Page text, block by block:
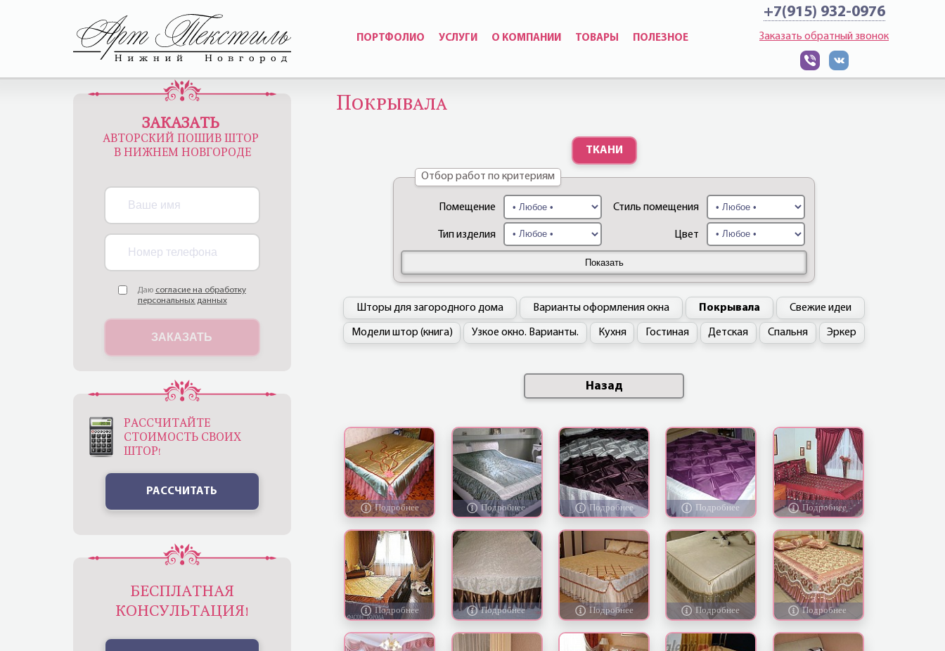
ПОРТФОЛИО УСЛУГИ О КОМПАНИИ ТОВАРЫ ПОЛЕЗНОЕ
+7(915) 932-0976
Заказать обратный звонок
Покрывала
ТКАНИ
Отбор работ по критериям
Помещение Стиль помещения
Тип изделия Цвет
Показать
Шторы для загородного дома Варианты оформления окна Покрывала Свежие идеи
Модели штор (книга) Узкое окно. Варианты. Кухня Гостиная Детская Спальня Эркер
Назад
ЗАКАЗАТЬ
АВТОРСКИЙ ПОШИВ ШТОР
В НИЖНЕМ НОВГОРОДЕ
Даю согласие на обработку
персональных данных
ЗАКАЗАТЬ
РАССЧИТАЙТЕ
СТОИМОСТЬ СВОИХ
ШТОР!
РАССЧИТАТЬ
БЕСПЛАТНАЯ
КОНСУЛЬТАЦИЯ!